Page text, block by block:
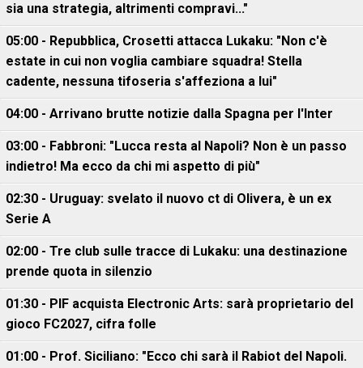
sia una strategia, altrimenti compravi..."
05:00 - Repubblica, Crosetti attacca Lukaku: "Non c'è
estate in cui non voglia cambiare squadra! Stella
cadente, nessuna tifoseria s'affeziona a lui"
04:00 - Arrivano brutte notizie dalla Spagna per l'Inter
03:00 - Fabbroni: "Lucca resta al Napoli? Non è un passo
indietro! Ma ecco da chi mi aspetto di più"
02:30 - Uruguay: svelato il nuovo ct di Olivera, è un ex
Serie A
02:00 - Tre club sulle tracce di Lukaku: una destinazione
prende quota in silenzio
01:30 - PIF acquista Electronic Arts: sarà proprietario del
gioco FC2027, cifra folle
01:00 - Prof. Siciliano: "Ecco chi sarà il Rabiot del Napoli.